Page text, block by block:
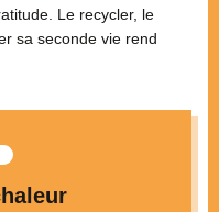
Le recycler, le
sa seconde vie rend